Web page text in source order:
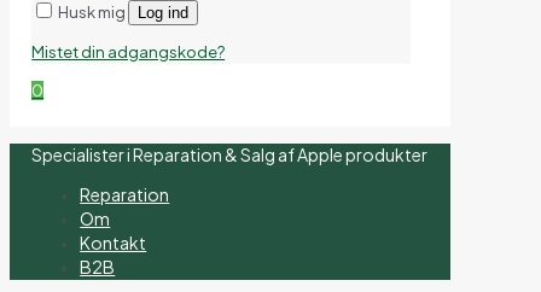
Husk mig Log ind
Mistet din adgangskode?
0
Specialister i Reparation & Salg af Apple produkter
Reparation
Om
Kontakt
B2B